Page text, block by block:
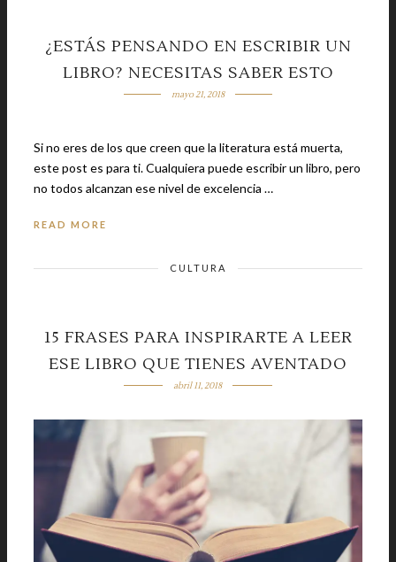
¿ESTÁS PENSANDO EN ESCRIBIR UN
LIBRO? NECESITAS SABER ESTO
mayo 21, 2018
Si no eres de los que creen que la literatura está muerta,
este post es para ti. Cualquiera puede escribir un libro, pero
no todos alcanzan ese nivel de excelencia …
READ MORE
CULTURA
15 FRASES PARA INSPIRARTE A LEER
ESE LIBRO QUE TIENES AVENTADO
abril 11, 2018